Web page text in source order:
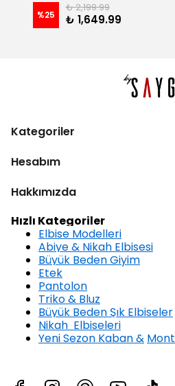
%25
₺ 2,199.99
₺ 1,649.99
Kategoriler
Hesabım
Hakkımızda
Hızlı Kategoriler
Elbise Modelleri
Abiye & Nikah Elbisesi
Büyük Beden Giyim
Etek
Pantolon
Triko & Bluz
Büyük Beden Şık Elbiseler
Nikah Elbiseleri
Yeni Sezon Kaban & Mont